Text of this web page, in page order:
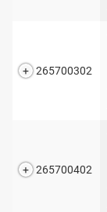
265700302
265700402